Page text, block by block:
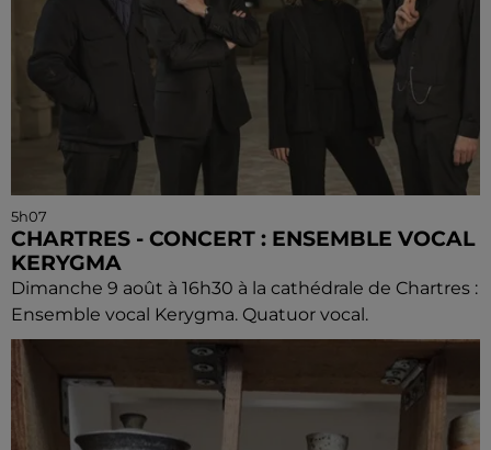
5h07
CHARTRES - CONCERT : ENSEMBLE VOCAL
KERYGMA
Dimanche 9 août à 16h30 à la cathédrale de Chartres :
Ensemble vocal Kerygma. Quatuor vocal.